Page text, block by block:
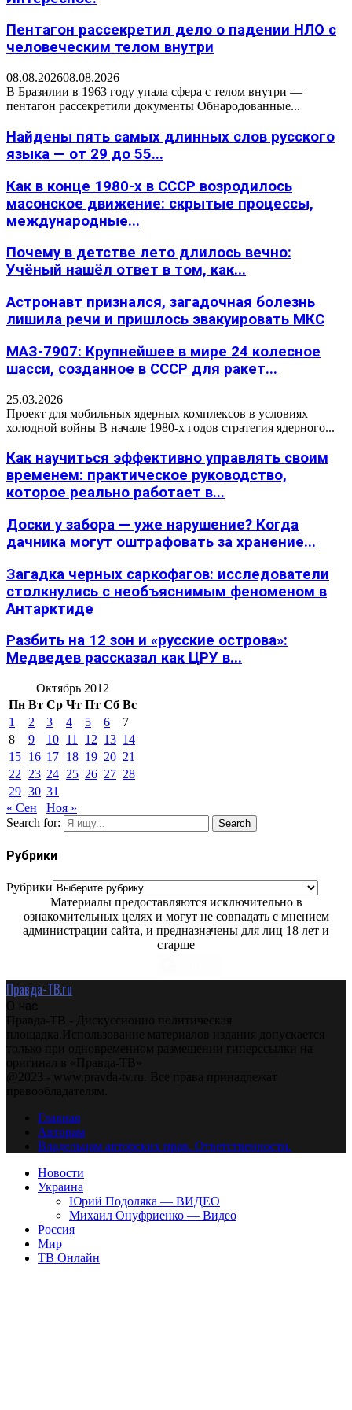
Пентагон рассекретил дело о падении НЛО с
человеческим телом внутри
08.08.202608.08.2026
В Бразилии в 1963 году упала сфера с телом внутри —
пентагон рассекретили документы Обнародованные...
Найдены пять самых длинных слов русского
языка — от 29 до 55...
Как в конце 1980-х в СССР возродилось
масонское движение: скрытые процессы,
международные...
Почему в детстве лето длилось вечно:
Учёный нашёл ответ в том, как...
Астронавт признался, загадочная болезнь
лишила речи и пришлось эвакуировать МКС
МАЗ-7907: Крупнейшее в мире 24 колесное
шасси, созданное в СССР для ракет...
25.03.2026
Проект для мобильных ядерных комплексов в условиях
холодной войны В начале 1980-х годов стратегия ядерного...
Как научиться эффективно управлять своим
временем: практическое руководство,
которое реально работает в...
Доски у забора — уже нарушение? Когда
дачника могут оштрафовать за хранение...
Загадка черных саркофагов: исследователи
столкнулись с необъяснимым феноменом в
Антарктиде
Разбить на 12 зон и «русские острова»:
Медведев рассказал как ЦРУ в...
Октябрь 2012
Пн Вт Ср Чт Пт Сб Вс
1
2 3 4 5 6
7
8
9 10 11 12 13 14
15 16 17 18 19 20 21
22
23 24 25 26 27 28
29 30 31
« Сен
Ноя »
Search for:
Search
Рубрики
Рубрики
Материалы предоставляются исключительно в
ознакомительных целях и могут не совпадать с мнением
администрации сайта, и предназначены для лиц 18 лет и
старше
Правда-ТВ.ru
О нас
Правда-ТВ - Дискуссионно политическая
площадка.Использование материалов издания допускается
только при одновременном размещении гиперссылки на
оригинал в «Правда-ТВ»
@2023 - www.pravda-tv.ru. Все права принадлежат
правообладателям.
Главная
Авторам
Владельцам авторских прав. Ответственности.
Новости
Украина
Юрий Подоляка — ВИДЕО
Михаил Онуфриенко — Видео
Россия
Мир
ТВ Онлайн